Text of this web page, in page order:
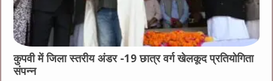
कुपवी में जिला स्तरीय अंडर -19 छात्र वर्ग खेलकूद प्रतियोगिता
संपन्न